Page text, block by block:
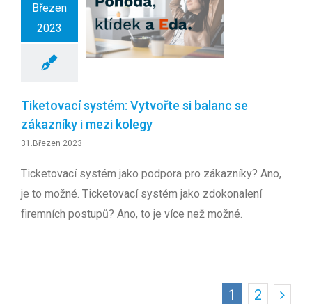
Březen
2023
Tiketovací systém: Vytvořte si balanc se
zákazníky i mezi kolegy
31.Březen 2023
Ticketovací systém jako podpora pro zákazníky? Ano,
je to možné. Ticketovací systém jako zdokonalení
firemních postupů? Ano, to je více než možné.
1 2